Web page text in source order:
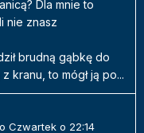
Dla mnie to
nie znasz
brudną gąbkę do
kranu, to mógł ją po...
Czwartek o 22:14